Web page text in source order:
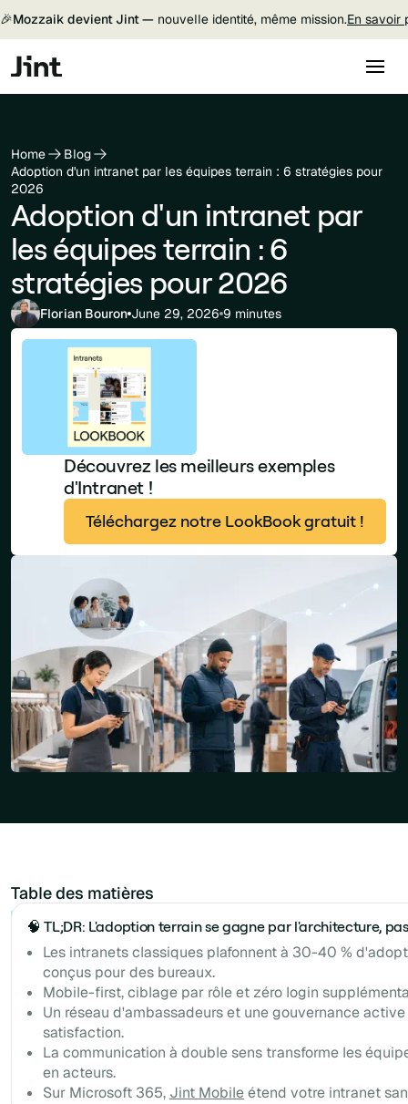
🎉Mozzaik devient Jint — nouvelle identité, même mission.En savoir
Home
Blog
Adoption d'un intranet par les équipes terrain : 6 stratégies pour
2026
Adoption d'un intranet par
les équipes terrain : 6
stratégies pour 2026
Florian Bouron June 29, 2026 9 minutes
Découvrez les meilleurs exemples
d'Intranet !
Téléchargez notre LookBook gratuit !
Table des matières
🧠 TL;DR: L'adoption terrain se gagne par l'architecture,
Les intranets classiques plafonnent à 30-40 %
conçus pour des bureaux.
Mobile-first, ciblage par rôle et zéro login
Un réseau d'ambassadeurs et une gouvernance
satisfaction.
La communication à double sens transforme les
en acteurs.
Sur Microsoft 365, Jint Mobileétend votre intranet